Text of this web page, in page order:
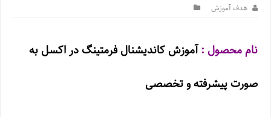
هدف آموزش
نام محصول :آموزش کاندیشنال فرمتینگ در اکسل به
صورت پیشرفته و تخصصی